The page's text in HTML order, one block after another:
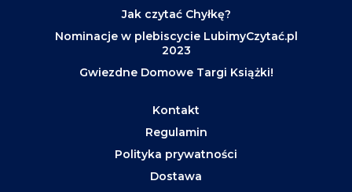
Jak czytać Chyłkę?
Nominacje w plebiscycie LubimyCzytać.pl
2023
Gwiezdne Domowe Targi Książki!
Kontakt
Regulamin
Polityka prywatności
Dostawa